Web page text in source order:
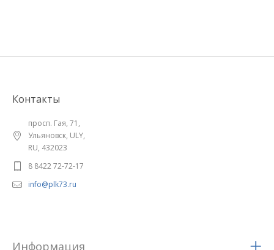
Контакты
просп. Гая, 71,
Ульяновск, ULY,
RU, 432023
8 8422 72-72-17
info@plk73.ru
Информация